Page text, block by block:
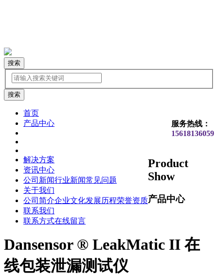
搜索
服务热线：
15618136059
首页
产品中心
解决方案
资讯中心
公司新闻行业新闻常见问题
关于我们
公司简介企业文化发展历程荣誉资质
联系我们
联系方式在线留言
Product
Show
产品中心
Dansensor ® LeakMatic II 在
线包装泄漏测试仪